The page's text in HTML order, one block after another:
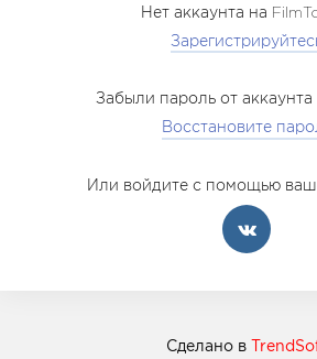
Нет аккаунта на
Забыли пароль от аккаунта
Восстановите
Или войдите с помощью
Сделано в